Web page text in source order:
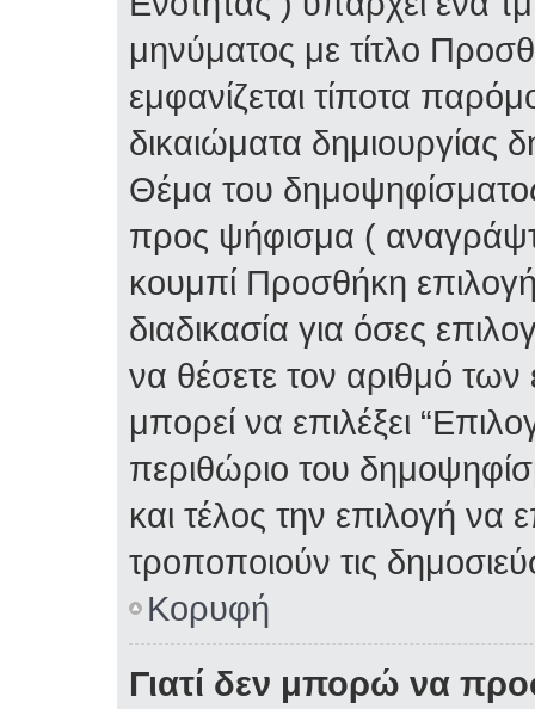
μηνύματος με τίτλο
εμφανίζεται τίποτα
δικαιώματα δημιουργίας
Θέμα του
προς ψήφισμα (
κουμπί Προσθήκη
διαδικασία για όσες
να θέσετε τον αριθμό
μπορεί να επιλέξει
περιθώριο του
και τέλος την επιλογή να
τροποποιούν τις
Κορυφή
Γιατί δεν μπορώ να